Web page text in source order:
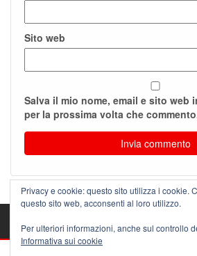
Sito web
Salva il mio nome, email e sito web
per la prossima volta che
Privacy e cookie: questo sito utilizza i cookie.
questo sito web, acconsenti al loro utilizzo.
Per ulteriori informazioni, anche sul controllo
Informativa sui cookie